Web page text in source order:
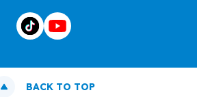
BACK TO TOP